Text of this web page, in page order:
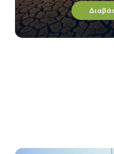
διαΝΕΟσις Θοδωρή
ερωτήματα για την κλιματική
προβλήματος και εξηγεί